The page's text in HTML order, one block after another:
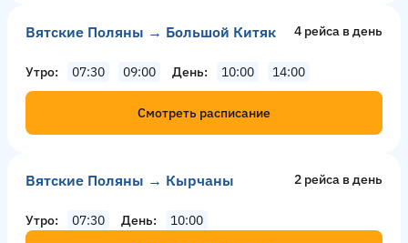
Вятские Поляны → Большой Китяк 4 рейсa в день
Утро 07:30 09:00 День 10:00 14:00
Смотреть расписание
Вятские Поляны → Кырчаны 2 рейсa в день
Утро 07:30 День
10:00